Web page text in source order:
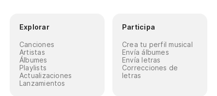
Explorar
Canciones
Artistas
Álbumes
Playlists
Actualizaciones
Lanzamientos
Participa
Crea tu perfil musical
Envía álbumes
Envía letras
Correcciones de
letras